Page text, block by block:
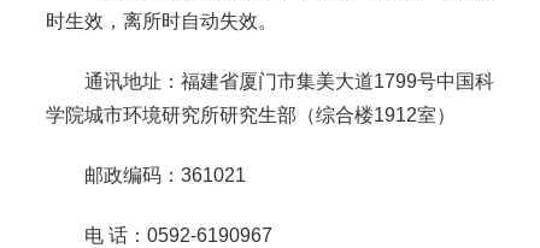
时生效，离所时自动失效。
通讯地址：福建省厦门市集美大道1799号中国科
学院城市环境研究所研究生部（综合楼1912室）
邮政编码：361021
电 话：0592-6190967